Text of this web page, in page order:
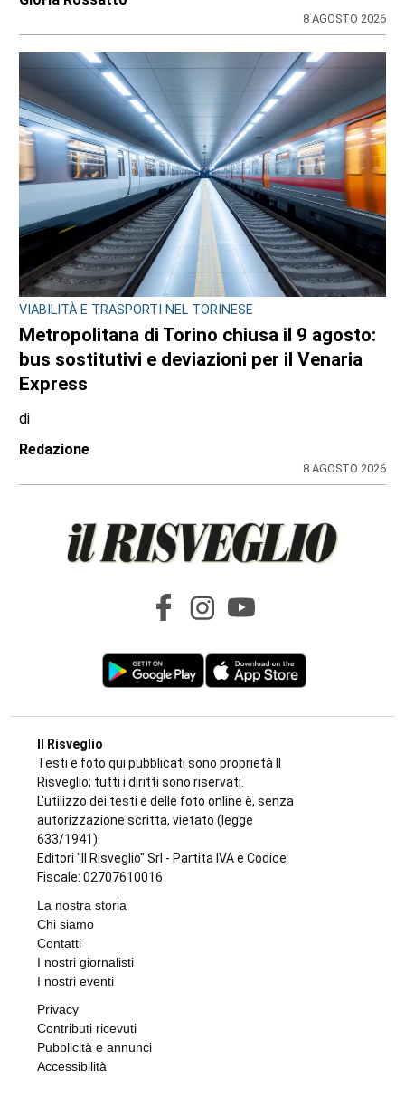
Redazione
9 AGOSTO 2026
GIOVANI IN TV
Edoardo Colombatto da Varisella sbanca
La Ruota della Fortuna: orgoglio cittadino e
100 e lode
di
Angela Pastore
CRONACA
Ciclisti travolti a Lanzo: arrestato per
tentato omicidio il 73enne Giuseppe
Campagna. Spuntano le segnalazioni dei
Redazione